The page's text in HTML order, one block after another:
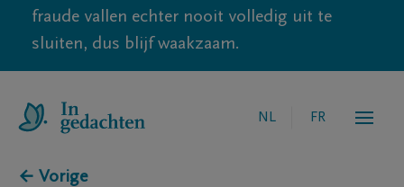
fraude vallen echter nooit volledig uit te
sluiten, dus blijf waakzaam.
NL FR
← Vorige